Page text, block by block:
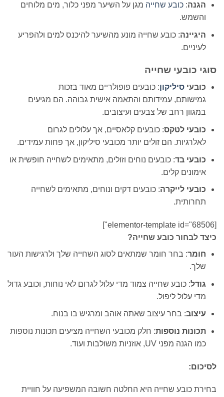
הגנה: כובע שחייה מגן על השיער מפני כלור, מים מלוחים
והשמש.
היגיינה: כובע שחייה מונע מהשיער להיכנס למים ולהפריע
לעיניים.
סוגי כובעי שחייה
כובעי סיליקון: כובעים פופולריים מאוד בזכות
גמישותם, עמידותם והתאמה אישית גבוהה. הם מגיעים
במגוון רחב של צבעים ועיצובים.
כובעי לטקס: כובעים קלאסיים, אך עלולים לגרום
לאלרגיות. הם זולים יותר מכובעי סיליקון, אך פחות עמידים.
כובעי בד: כובעים נוחים וזולים, מתאימים לשחייה חופשית או
אימונים קלים.
כובעי לייקרה: כובעים דקים ונוחים, מתאימים לשחייה
תחרותית.
[elementor-template id="68506"]
כיצד לבחור כובע שחייה?
חומר: בחר חומר שמתאים לסוג השחייה שלך ולרגישות העור
שלך.
גודל: כובע שחייה צמוד מדי עלול לגרום לאי נוחות, וכובע גדול
מדי עלול ליפול.
עיצוב: בחר עיצוב שאתה אוהב ומרגיש בו בנוח.
תכונות נוספות: חלק מכובעי השחייה מציעים תכונות נוספות
כמו הגנה מפני UV, אוזניות משולבות ועוד.
לסיכום:
בחירת כובע שחייה היא החלטה חשובה המשפיעה על חוויית